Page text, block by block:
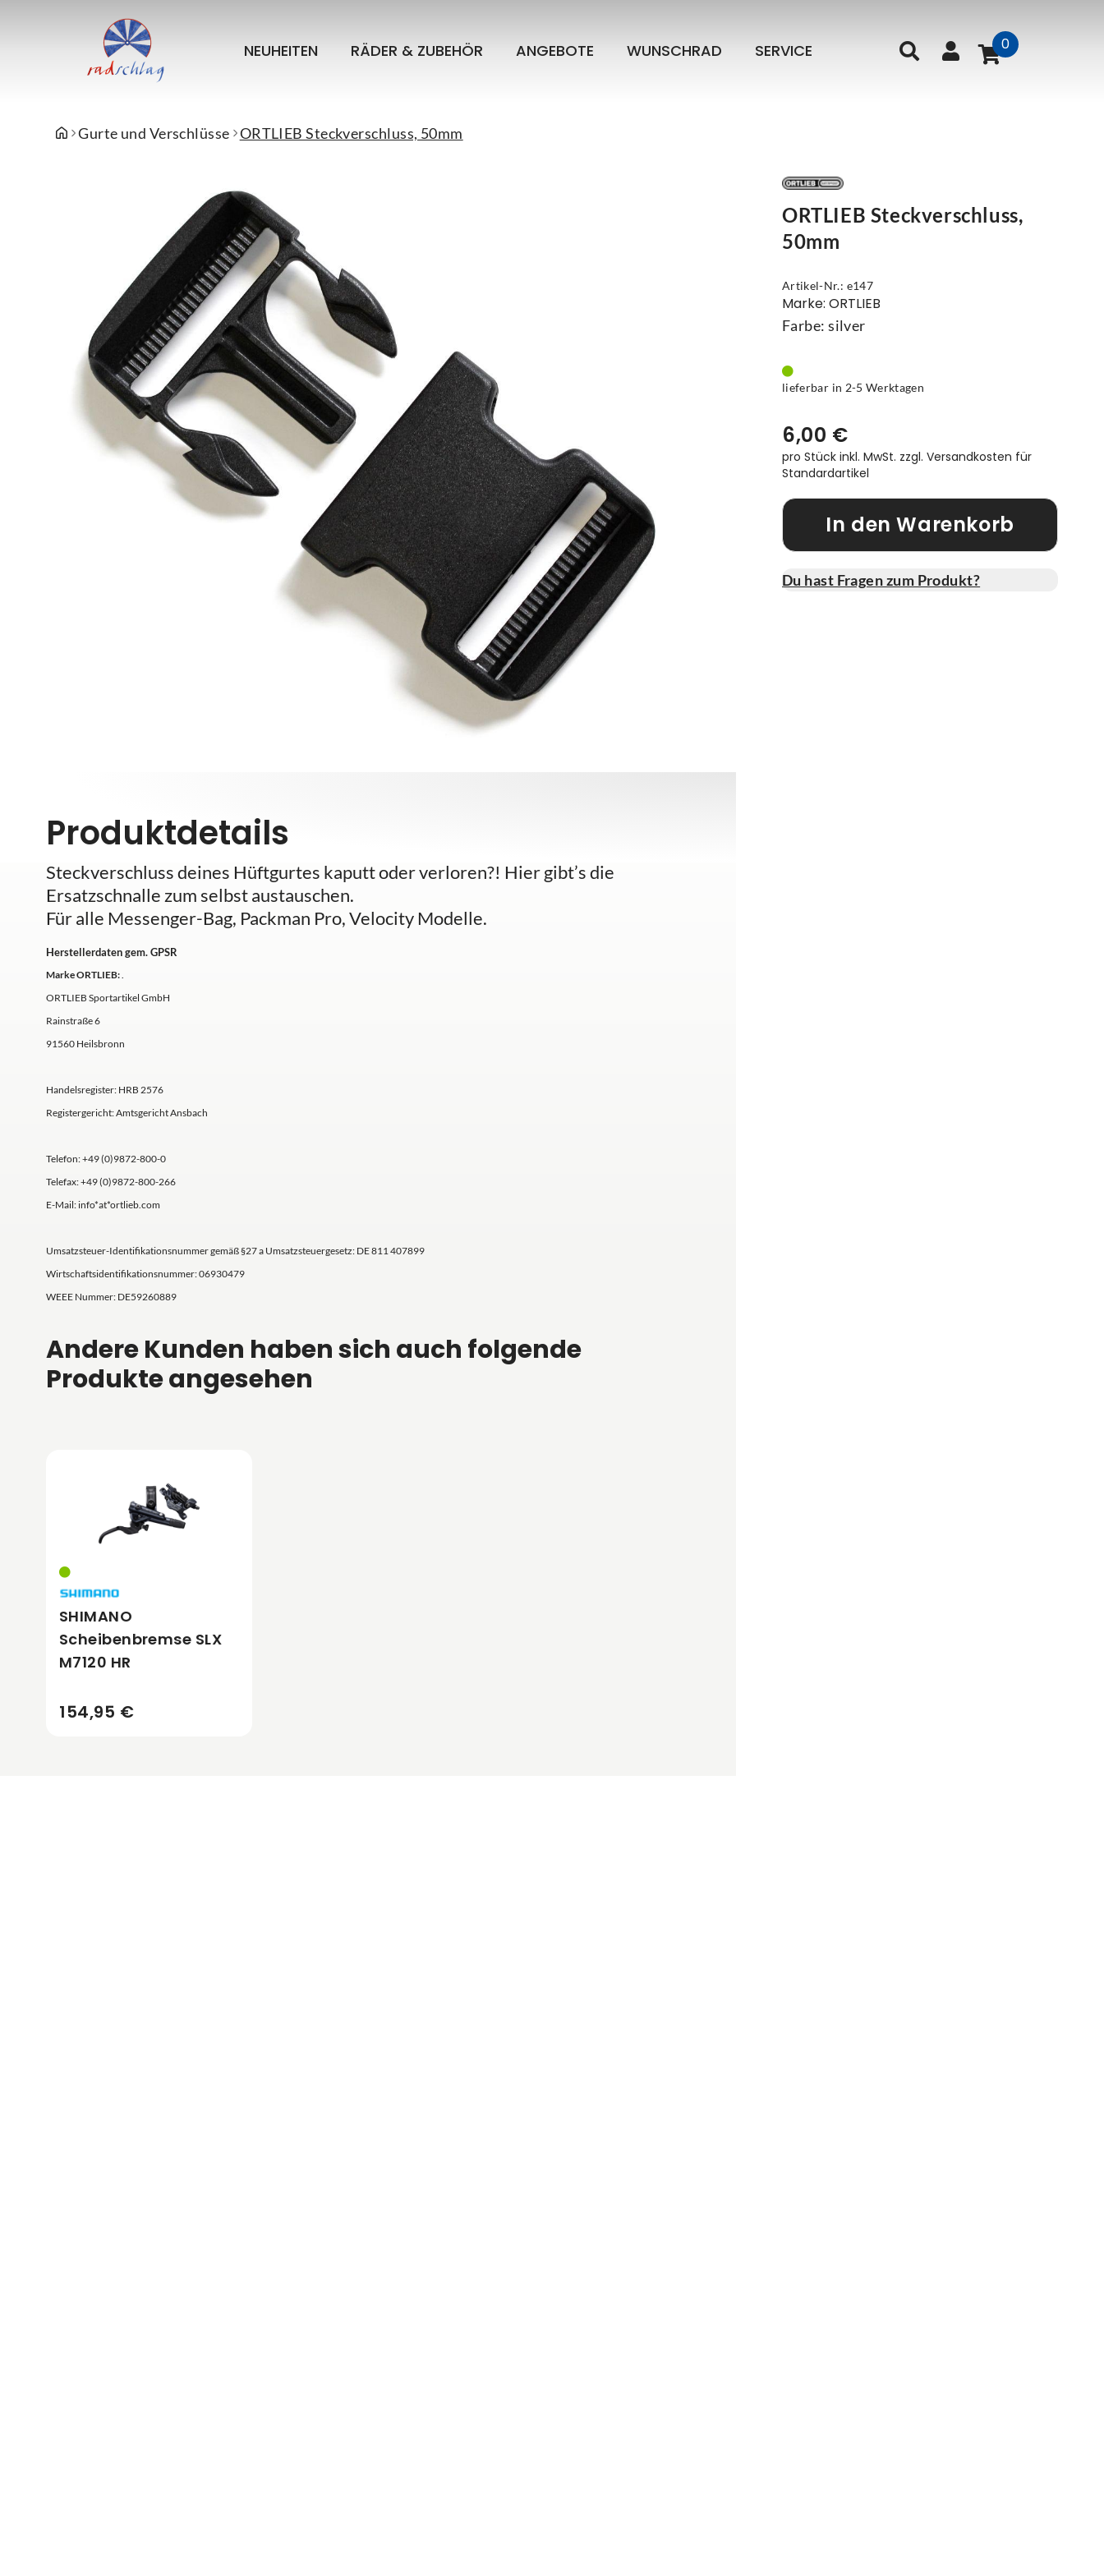
NEUHEITEN RÄDER & ZUBEHÖR ANGEBOTE WUNSCHRAD SERVICE 0
Gurte und Verschlüsse ORTLIEB Steckverschluss, 50mm
Produktdetails
Steckverschluss deines Hüftgurtes kaputt oder verloren?! Hier gibt’s die
Ersatzschnalle zum selbst austauschen.
Für alle Messenger-Bag, Packman Pro, Velocity Modelle.
Herstellerdaten gem. GPSR
Marke ORTLIEB:.
ORTLIEB Sportartikel GmbH
Rainstraße 6
91560 Heilsbronn
Handelsregister: HRB 2576
Registergericht: Amtsgericht Ansbach
Telefon: +49 (0)9872-800-0
Telefax: +49 (0)9872-800-266
E-Mail: info*at*ortlieb.com
Umsatzsteuer-Identifikationsnummer gemäß §27 a Umsatzsteuergesetz: DE 811 407899
Wirtschaftsidentifikationsnummer: 06930479
WEEE Nummer: DE59260889
Andere Kunden haben sich auch folgende
Produkte angesehen
SHIMANO
Scheibenbremse SLX
M7120 HR
154,95 €
ORTLIEB Steckverschluss,
50mm
Artikel-Nr.: e147
Marke: ORTLIEB
Farbe: silver
lieferbar in 2-5 Werktagen
6,00 €
pro Stück inkl. MwSt. zzgl. Versandkosten für
Standardartikel
In den Warenkorb
Du hast Fragen zum Produkt?